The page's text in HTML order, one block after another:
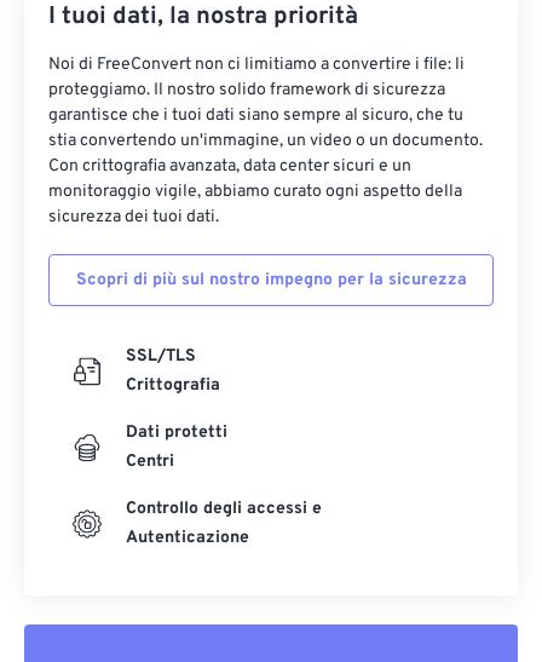
I tuoi dati, la nostra priorità
Noi di FreeConvert non ci limitiamo a convertire i file: li
proteggiamo. Il nostro solido framework di sicurezza
garantisce che i tuoi dati siano sempre al sicuro, che tu
stia convertendo un'immagine, un video o un documento.
Con crittografia avanzata, data center sicuri e un
monitoraggio vigile, abbiamo curato ogni aspetto della
sicurezza dei tuoi dati.
Scopri di più sul nostro impegno per la sicurezza
SSL/TLS
Crittografia
Dati protetti
Centri
Controllo degli accessi e
Autenticazione